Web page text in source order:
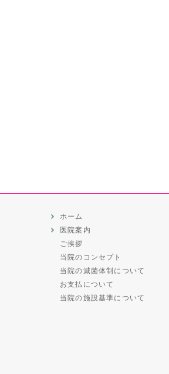
ホーム
医院案内
ご挨拶
当院のコンセプト
当院の滅菌体制について
お支払について
当院の施設基準について